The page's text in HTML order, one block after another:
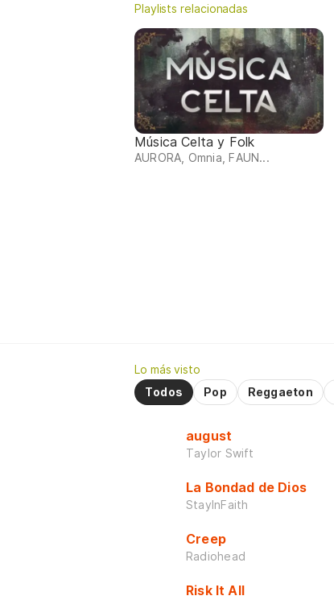
Playlists relacionadas
Música Celta y Folk
AURORA, Omnia, FAUN...
Lo más visto
Todos
Pop Reggaeton
august
Taylor Swift
La Bondad de Dios
StayInFaith
Creep
Radiohead
Risk It All